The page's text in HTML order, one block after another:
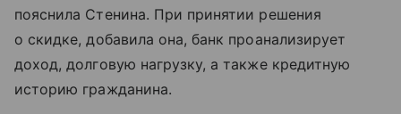
пояснила Стенина. При принятии решения
о скидке, добавила она, банк проанализирует
доход, долговую нагрузку, а также кредитную
историю гражданина.